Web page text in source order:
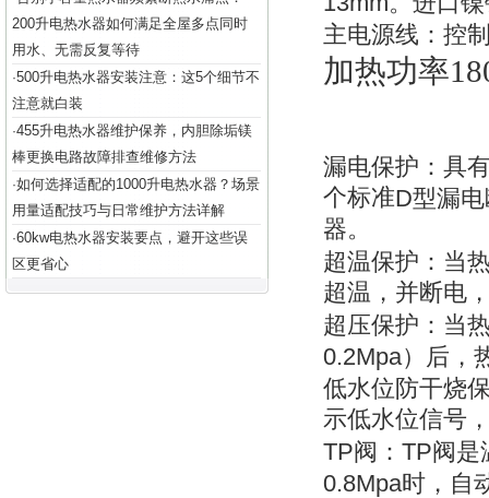
200升电热水器如何满足全屋多点同时
用水、无需反复等待
·500升电热水器安装注意：这5个细节不
注意就白装
·455升电热水器维护保养，内胆除垢镁
棒更换电路故障排查维修方法
·如何选择适配的1000升电热水器？场景
用量适配技巧与日常维护方法详解
·60kw电热水器安装要点，避开这些误
区更省心
主电源线：控
加热功率
漏电保护：具
个标准D型漏
器。
超温保护：当
超温，并断电
超压保护：当
0.2Mpa）后，
低水位防干烧
示低水位信号
TP阀： TP阀是
0.8Mpa时，自